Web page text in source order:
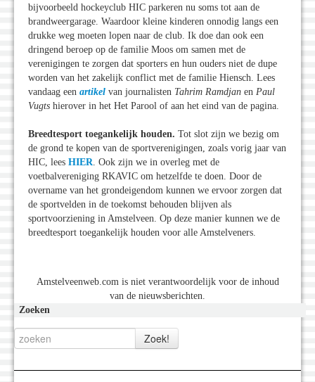
bijvoorbeeld hockeyclub HIC parkeren nu soms tot aan de
brandweergarage. Waardoor kleine kinderen onnodig langs een
drukke weg moeten lopen naar de club. Ik doe dan ook een
dringend beroep op de familie Moos om samen met de
verenigingen te zorgen dat sporters en hun ouders niet de dupe
worden van het zakelijk conflict met de familie Hiensch. Lees
vandaag een artikel van journalisten Tahrim Ramdjan en Paul
Vugts hierover in het Het Parool of aan het eind van de pagina.
Breedtesport toegankelijk houden. Tot slot zijn we bezig om
de grond te kopen van de sportverenigingen, zoals vorig jaar van
HIC, lees HIER. Ook zijn we in overleg met de
voetbalvereniging RKAVIC om hetzelfde te doen. Door de
overname van het grondeigendom kunnen we ervoor zorgen dat
de sportvelden in de toekomst behouden blijven als
sportvoorziening in Amstelveen. Op deze manier kunnen we de
breedtesport toegankelijk houden voor alle Amstelveners.
Amstelveenweb.com is niet verantwoordelijk voor de inhoud
van de nieuwsberichten.
Zoeken